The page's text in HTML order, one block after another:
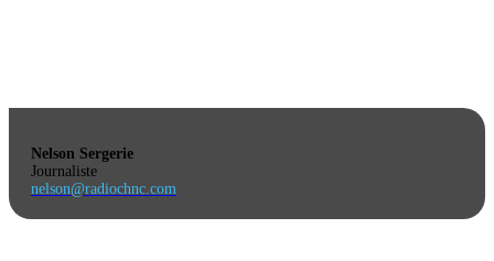
Nelson Sergerie
Journaliste
nelson@radiochnc.com